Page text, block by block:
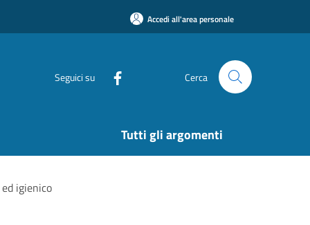
Accedi all'area personale
Seguici su Cerca
Tutti gli argomenti
igienico